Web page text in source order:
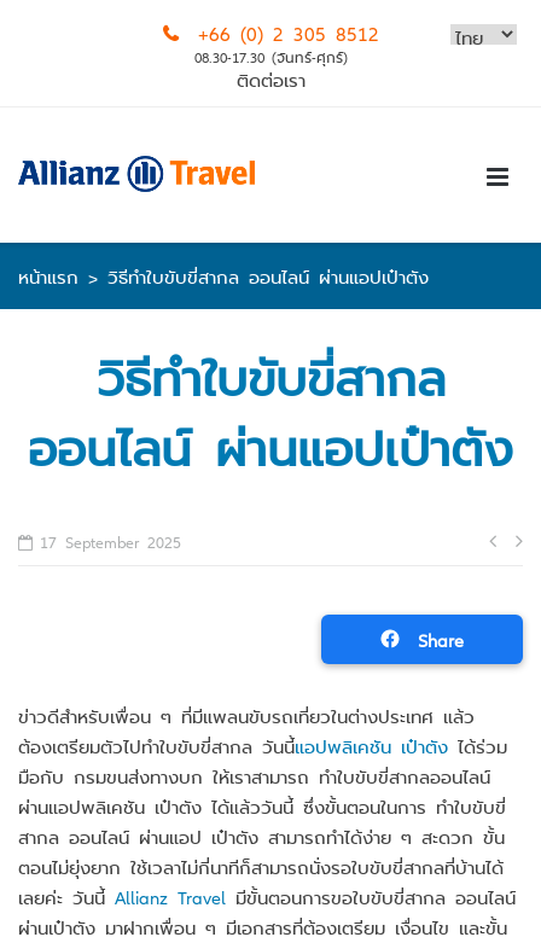
+66 (0) 2 305 8512
08.30-17.30 (จันทร์-ศุกร์)
ติดต่อเรา
หน้าแรก > วิธีทำใบขับขี่สากล ออนไลน์ ผ่านแอปเป๋าตัง
วิธีทำใบขับขี่สากล
ออนไลน์ ผ่านแอปเป๋าตัง
17 September 2025
Share
ข่าวดีสำหรับเพื่อน ๆ ที่มีแพลนขับรถเที่ยวในต่างประเทศ แล้ว
ต้องเตรียมตัวไปทำใบขับขี่สากล วันนี้แอปพลิเคชัน เป๋าตัง ได้ร่วม
มือกับ กรมขนส่งทางบก ให้เราสามารถ ทำใบขับขี่สากลออนไลน์
ผ่านแอปพลิเคชัน เป๋าตัง ได้แล้ววันนี้ ซึ่งขั้นตอนในการ ทำใบขับขี่
สากล ออนไลน์ ผ่านแอป เป๋าตัง สามารถทำได้ง่าย ๆ สะดวก ขั้น
ตอนไม่ยุ่งยาก ใช้เวลาไม่กี่นาทีก็สามารถนั่งรอใบขับขี่สากลที่บ้านได้
เลยค่ะ วันนี้ Allianz Travel มีขั้นตอนการขอใบขับขี่สากล ออนไลน์
ผ่านเป๋าตัง มาฝากเพื่อน ๆ มีเอกสารที่ต้องเตรียม เงื่อนไข และขั้น